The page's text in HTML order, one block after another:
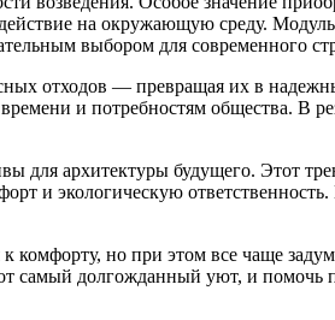
на окружающую среду.
выбором для современного
отходов — превращая их в
и потребностям общества. В
для архитектуры будущего. Этот
и экологическую ответственность.
но при этом все чаще
самый долгожданный уют, и помочь